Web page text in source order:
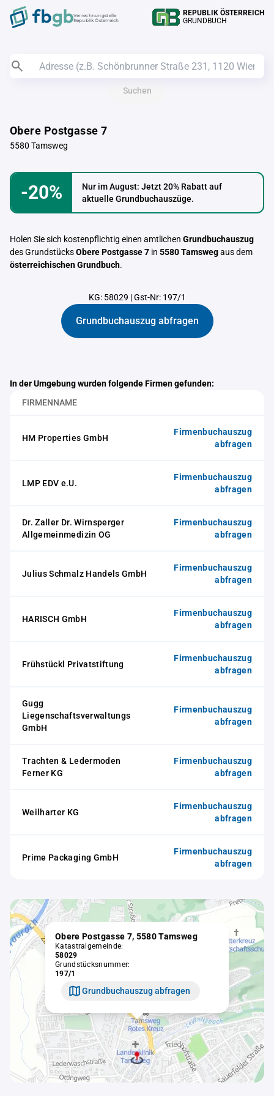
Verrechnungstelle
Republik Österreich
REPUBLIK ÖSTERREICH
GRUNDBUCH
Suchen
Obere Postgasse 7
5580 Tamsweg
-20%
Nur im August: Jetzt 20% Rabatt auf
aktuelle Grundbuchauszüge.
Holen Sie sich kostenpflichtig einen amtlichen Grundbuchauszug
des GrundstücksObere Postgasse 7 in 5580 Tamswegaus dem
österreichischen Grundbuch.
KG: 58029 |Gst-Nr: 197/1
Grundbuchauszug abfragen
In der Umgebung wurden folgende Firmen gefunden:
FIRMENNAME
HM Properties GmbH
Firmenbuchauszug
abfragen
LMP EDV e.U.
Firmenbuchauszug
abfragen
Dr. Zaller Dr. Wirnsperger
Allgemeinmedizin OG
Firmenbuchauszug
abfragen
Julius Schmalz Handels GmbH
Firmenbuchauszug
abfragen
HARISCH GmbH
Firmenbuchauszug
abfragen
Frühstückl Privatstiftung
Firmenbuchauszug
abfragen
Gugg
Liegenschaftsverwaltungs
GmbH
Firmenbuchauszug
abfragen
Trachten & Ledermoden
Ferner KG
Firmenbuchauszug
abfragen
Weilharter KG
Firmenbuchauszug
abfragen
Prime Packaging GmbH
Firmenbuchauszug
abfragen
Obere Postgasse 7, 5580 Tamsweg
Katastralgemeinde:
58029
Grundstücksnummer:
197/1
Grundbuchauszug abfragen